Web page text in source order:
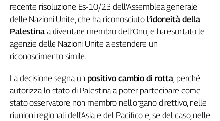
Speciali
G8
di
Genova,
il
ragione
120
anni
Cgil
recente risoluzione Es-10/23 dell’Assemblea generale
delle Nazioni Unite, che ha riconosciuto l’idoneità della
Palestina a diventare membro dell’Onu, e ha esortato le
agenzie delle Nazioni Unite a estendere un
riconoscimento simile.
La decisione segna un positivo cambio di rotta, perché
autorizza lo stato di Palestina a poter partecipare come
stato osservatore non membro nell'organo direttivo, nelle
riunioni regionali dell'Asia e del Pacifico e, se del caso, nelle